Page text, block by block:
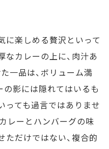
に楽しめる贅沢といって
なカレーの上に、肉汁あ
一品は、ボリューム満
の影には隠れてはいるも
っても過言ではありませ
レーとハンバーグの味
ただけではない、複合的